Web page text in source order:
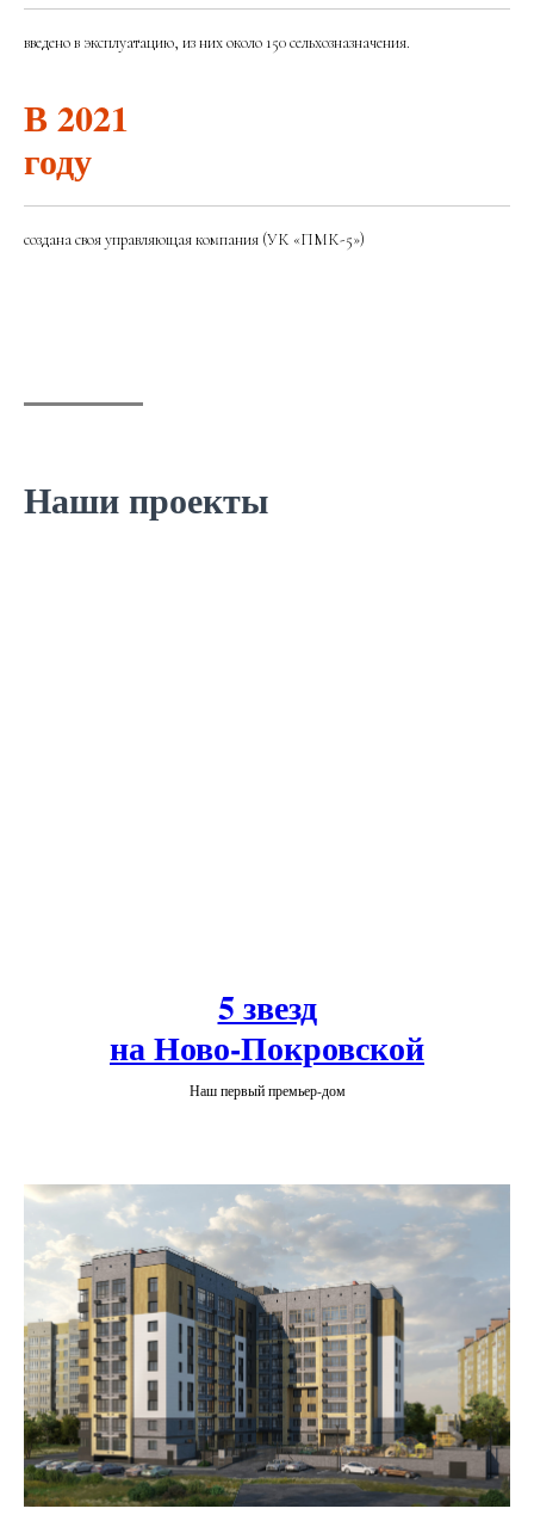
введено в эксплуатацию, из них около 150 сельхозназначения.
В 2021
году
создана своя управляющая компания (УК «ПМК-5»)
Наши проекты
5 звезд
на Ново-Покровской
Наш первый премьер-дом